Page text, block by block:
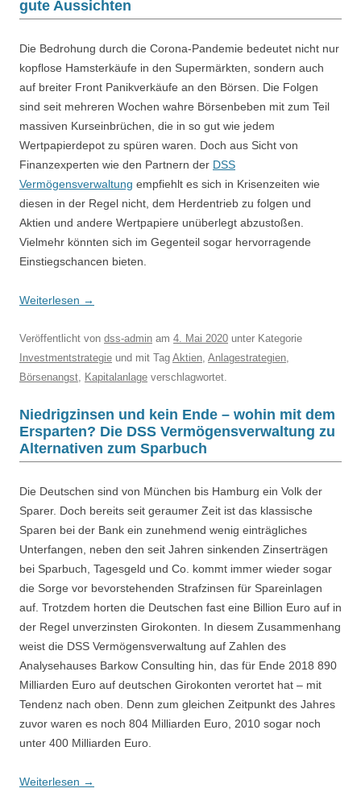
gute Aussichten
Die Bedrohung durch die Corona-Pandemie bedeutet nicht nur
kopflose Hamsterkäufe in den Supermärkten, sondern auch
auf breiter Front Panikverkäufe an den Börsen. Die Folgen
sind seit mehreren Wochen wahre Börsenbeben mit zum Teil
massiven Kurseinbrüchen, die in so gut wie jedem
Wertpapierdepot zu spüren waren. Doch aus Sicht von
Finanzexperten wie den Partnern der DSS
Vermögensverwaltung empfiehlt es sich in Krisenzeiten wie
diesen in der Regel nicht, dem Herdentrieb zu folgen und
Aktien und andere Wertpapiere unüberlegt abzustoßen.
Vielmehr könnten sich im Gegenteil sogar hervorragende
Einstiegschancen bieten.
Weiterlesen →
Veröffentlicht von dss-admin am 4. Mai 2020 unter Kategorie
Investmentstrategie und mit Tag Aktien, Anlagestrategien,
Börsenangst, Kapitalanlage verschlagwortet.
Niedrigzinsen und kein Ende – wohin mit dem
Ersparten? Die DSS Vermögensverwaltung zu
Alternativen zum Sparbuch
Die Deutschen sind von München bis Hamburg ein Volk der
Sparer. Doch bereits seit geraumer Zeit ist das klassische
Sparen bei der Bank ein zunehmend wenig einträgliches
Unterfangen, neben den seit Jahren sinkenden Zinserträgen
bei Sparbuch, Tagesgeld und Co. kommt immer wieder sogar
die Sorge vor bevorstehenden Strafzinsen für Spareinlagen
auf. Trotzdem horten die Deutschen fast eine Billion Euro auf in
der Regel unverzinsten Girokonten. In diesem Zusammenhang
weist die DSS Vermögensverwaltung auf Zahlen des
Analysehauses Barkow Consulting hin, das für Ende 2018 890
Milliarden Euro auf deutschen Girokonten verortet hat – mit
Tendenz nach oben. Denn zum gleichen Zeitpunkt des Jahres
zuvor waren es noch 804 Milliarden Euro, 2010 sogar noch
unter 400 Milliarden Euro.
Weiterlesen →